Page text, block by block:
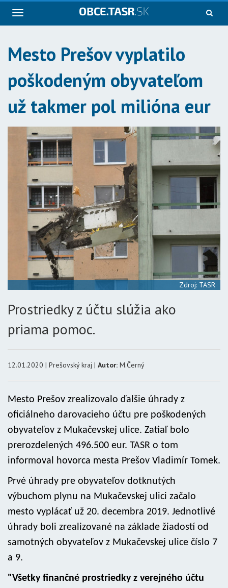
Navigácia
Mesto Prešov vyplatilo
poškodeným obyvateľom
už takmer pol milióna eur
Zdroj: TASR
Prostriedky z účtu slúžia ako
priama pomoc.
12.01.2020 | Prešovský kraj | Autor: M.Černý
Mesto Prešov zrealizovalo ďalšie úhrady z
oficiálneho darovacieho účtu pre poškodených
obyvateľov z Mukačevskej ulice. Zatiaľ bolo
prerozdelených 496.500 eur. TASR o tom
informoval hovorca mesta Prešov Vladimír Tomek.
Prvé úhrady pre obyvateľov dotknutých
výbuchom plynu na Mukačevskej ulici začalo
mesto vyplácať už 20. decembra 2019. Jednotlivé
úhrady boli zrealizované na základe žiadostí od
samotných obyvateľov z Mukačevskej ulice číslo 7
a 9.
"Všetky finančné prostriedky z verejného účtu